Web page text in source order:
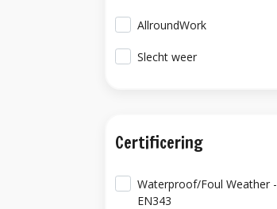
AllroundWork
Slecht weer
Certificering
Waterproof/Foul Weather -
EN343